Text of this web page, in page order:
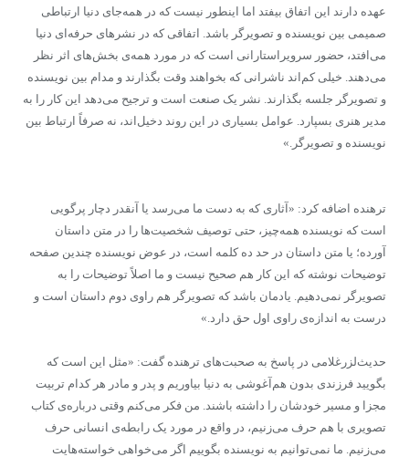
عهده دارند این اتفاق بیفتد اما اینطور نیست که در همه‌جای دنیا ارتباطی
صمیمی بین نویسنده و تصویرگر باشد. اتفاقی که در نشرهای حرفه‌ای دنیا
می‌افتد، حضور سرویراستارانی است که در مورد همه‌ی بخش‌های اثر نظر
می‌دهند. خیلی کم‌اند ناشرانی که بخواهند وقت بگذارند و مدام بین نویسنده
و تصویرگر جلسه بگذارند. نشر یک صنعت است و ترجیح می‌دهد این کار را به
مدیر هنری بسپارد. عوامل بسیاری در این روند دخیل‌اند، نه صرفاً ارتباط بین
نویسنده و تصویرگر.»
ترهنده اضافه کرد: «آثاری که به دست ما می‌رسد یا آنقدر دچار پرگویی
است که نویسنده همه‌چیز، حتی توصیف شخصیت‌ها را در متن داستان
آورده؛ یا متن داستان در حد ده کلمه است، در عوض نویسنده چندین صفحه
توضیحات نوشته که این کار هم صحیح نیست و ما اصلاً توضیحات را به
تصویرگر نمی‌دهیم. یادمان باشد که تصویرگر هم راوی دوم داستان است و
درست به اندازه‌ی راوی اول حق دارد.»
حدیث‌لزرغلامی در پاسخ به صحبت‌های ترهنده گفت: «مثل این است که
بگویید فرزندی بدون هم‌آغوشی به دنیا بیاوریم و پدر و مادر هر کدام تربیت
مجزا و مسیر خودشان را داشته باشند. من فکر می‌کنم وقتی درباره‌ی کتاب
تصویری با هم حرف می‌زنیم، در واقع در مورد یک رابطه‌ی انسانی حرف
می‌زنیم. ما نمی‌توانیم به نویسنده بگوییم اگر می‌خواهی خواسته‌هایت